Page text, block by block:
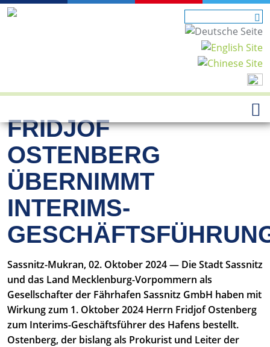
FRIDJOF
OSTENBERG
ÜBERNIMMT
INTERIMS-
Sassnitz-Mukran, 02. Oktober 2024 — Die Stadt Sassnitz
und das Land Mecklenburg-Vorpommern als
Gesellschafter der Fährhafen Sassnitz GmbH haben mit
Wirkung zum 1. Oktober 2024 Herrn Fridjof Ostenberg
zum Interims-Geschäftsführer des Hafens bestellt.
Ostenberg, der bislang als Prokurist und Leiter der